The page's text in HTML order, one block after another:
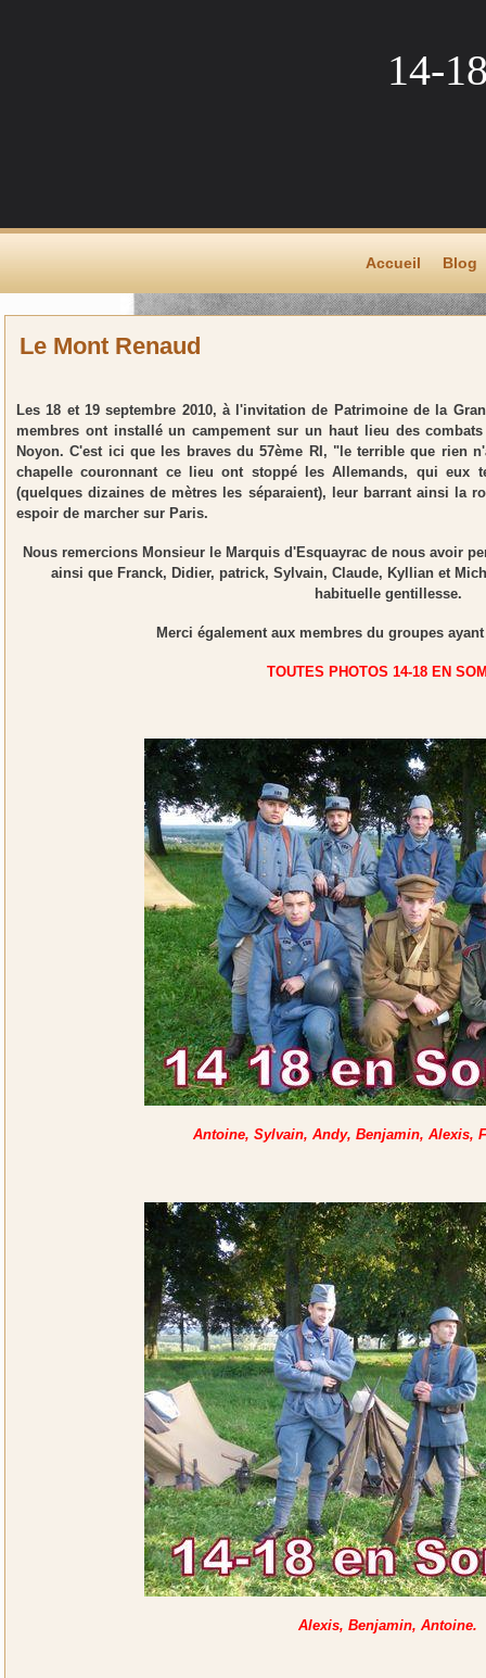
14-
Accueil Blog
Le Mont Renaud
Les 18 et 19 septembre 2010, à l'invitation de Patrimoine de la
membres ont installé un campement sur un haut lieu des
Noyon. C'est ici que les braves du 57ème RI, "le terrible que rien
chapelle couronnant ce lieu ont stoppé les Allemands, qui eux
(quelques dizaines de mètres les séparaient), leur barrant ainsi la
espoir de marcher sur Paris.
Nous remercions Monsieur le Marquis d'Esquayrac de nous avoir
ainsi que Franck, Didier, patrick, Sylvain, Claude, Kyllian et
habituelle gentillesse.
Merci également aux membres du groupes
TOUTES PHOTOS 14-18 EN
Antoine, Sylvain, Andy, Benjamin, Alexis,
Alexis, Benjamin, Antoine.